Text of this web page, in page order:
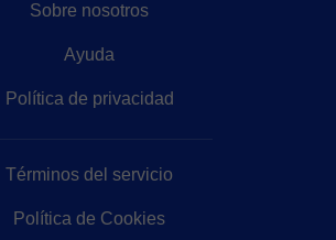
Sobre nosotros
Ayuda
Política de privacidad
Términos del servicio
Política de Cookies